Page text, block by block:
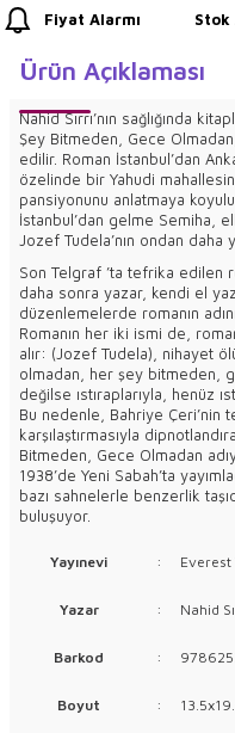
Fiyat Alarmı Stok
Ürün Açıklaması
Nahid Sırrı’nın sağlığında
Şey Bitmeden, Gece
edilir. Roman İstanbul’dan
özelinde bir Yahudi
pansiyonunu anlatmaya
İstanbul’dan gelme Semiha,
Jozef Tudela’nın ondan daha
Son Telgraf ’ta tefrika edilen
daha sonra yazar, kendi el
düzenlemelerde romanın
Romanın her iki ismi de,
alır: (Jozef Tudela), nihayet
olmadan, her şey bitmeden,
değilse ıstıraplarıyla, henüz
Bu nedenle, Bahriye Çeri’nin
karşılaştırmasıyla
Bitmeden, Gece Olmadan
1938’de Yeni Sabah’ta
bazı sahnelerle benzerlik
buluşuyor.
Yayınevi : Everest
Yazar : Nahid
Barkod :
Boyut :